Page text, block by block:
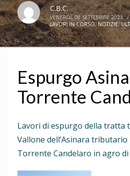
C.B.C.
VENERDÌ, 08 SETTEMBRE 2023 /
LAVORI IN CORSO,NOTIZIE,
Espurgo
Torrente
Lavori di espurgo della tratta
Vallone dell’Asinara
Torrente Candelaro in agro di